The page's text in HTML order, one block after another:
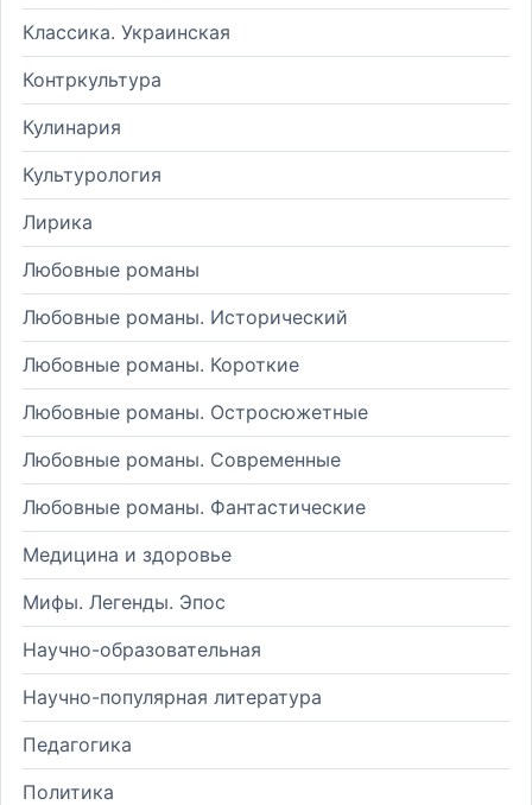
Классика. Украинская
Контркультура
Кулинария
Культурология
Лирика
Любовные романы
Любовные романы. Исторический
Любовные романы. Короткие
Любовные романы. Остросюжетные
Любовные романы. Современные
Любовные романы. Фантастические
Медицина и здоровье
Мифы. Легенды. Эпос
Научно-образовательная
Научно-популярная литература
Педагогика
Политика